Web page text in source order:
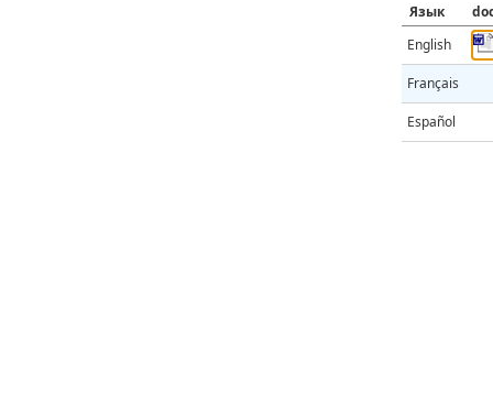
Язык
English
Français
Español